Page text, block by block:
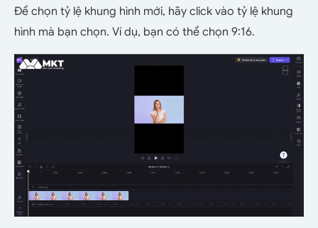
Để chọn tỷ lệ khung hình mới, hãy click vào tỷ lệ khung
hình mà bạn chọn. Ví dụ, bạn có thể chọn 9:16.